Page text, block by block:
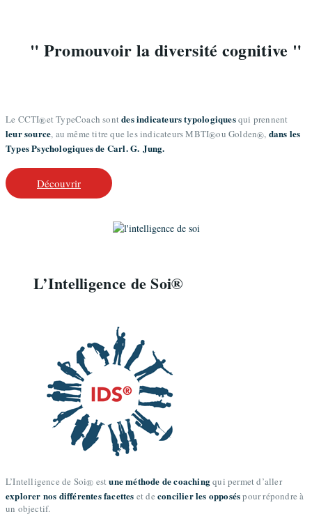
" Promouvoir la diversité cognitive "
Le CCTI®et TypeCoach sontdes indicateurs ​typologiquesqui prennent
leur source, au même titre que les indicateurs MBTI®ou Golden®, dans les
Types Psychologiques de ​Carl. G. Jung.
Découvrir
L’Intelligence de Soi®
L’Intelligence de Soi® estune méthode de coachingqui permet d’aller
explorer nos différentes facettes et deconcilier les opposéspour répondre à
un objectif.